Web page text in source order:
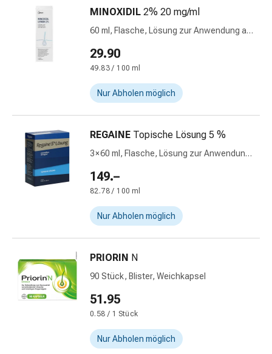
Pflasterbinden,
Zubehör
Schlauch-
Netzverbände
Sonnenbrand
Wundauflagen
Wundbehandlung
Wundsprays
Wundverschlussstreifen
&
kleber
Ziehsalbe
Tupfer
MINOXIDIL 2% 20 mg/ml
60 ml, Flasche, Lösung zur Anwendung auf
29.90
49.83 / 100 ml
Nur Abholen möglich
REGAINE Topische Lösung 5 %
3 × 60 ml, Flasche, Lösung zur Anwendung
149.–
82.78 / 100 ml
Nur Abholen möglich
PRIORIN N
90 Stück, Blister, Weichkapsel
51.95
0.58 / 1 Stück
Nur Abholen möglich